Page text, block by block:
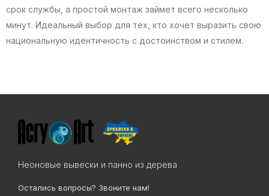
срок службы, а простой монтаж займет всего несколько
минут. Идеальный выбор для тех, кто хочет выразить свою
национальную идентичность с достоинством и стилем.
Неоновые вывески и панно из дерева
Остались вопросы? Звоните нам!